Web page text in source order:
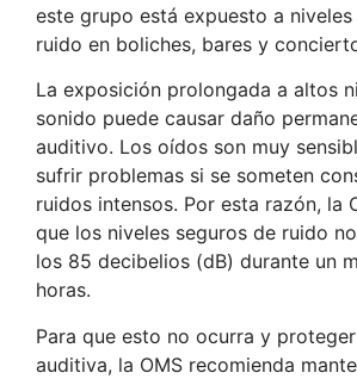
este grupo está expuesto a
ruido en boliches, bares y
La exposición prolongada a altos
sonido puede causar daño
auditivo. Los oídos son muy
sufrir problemas si se someten
ruidos intensos. Por esta razón, la
que los niveles seguros de ruido
los 85 decibelios (dB) durante un
horas.
Para que esto no ocurra y
auditiva, la OMS recomienda